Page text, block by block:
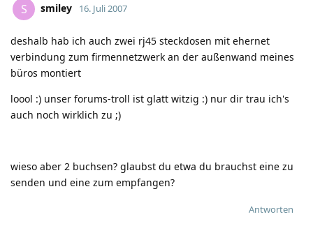
S smiley 16. Juli 2007
deshalb hab ich auch zwei rj45 steckdosen mit ehernet
verbindung zum firmennetzwerk an der außenwand meines
büros montiert
loool :) unser forums-troll ist glatt witzig :) nur dir trau ich's
auch noch wirklich zu ;)
wieso aber 2 buchsen? glaubst du etwa du brauchst eine zu
senden und eine zum empfangen?
Antworten